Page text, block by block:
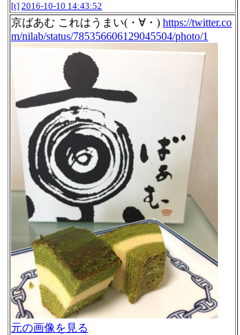
[t] 2016-10-10 14:43:52
京ばあむ これはうまい(・∀・) https://twitter.co
m/nilab/status/785356606129045504/photo/1
元の画像を見る